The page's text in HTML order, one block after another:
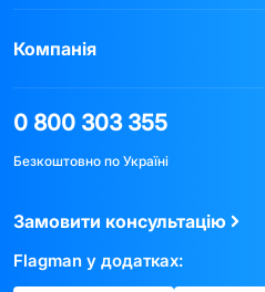
Компанія
0 800 303 355
Безкоштовно по Україні
Замовити консультацію
Flagman у додатках: